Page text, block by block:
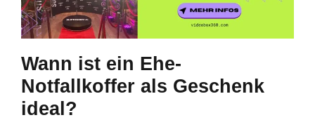
Wann ist ein Ehe-
Notfallkoffer als Geschenk
ideal?